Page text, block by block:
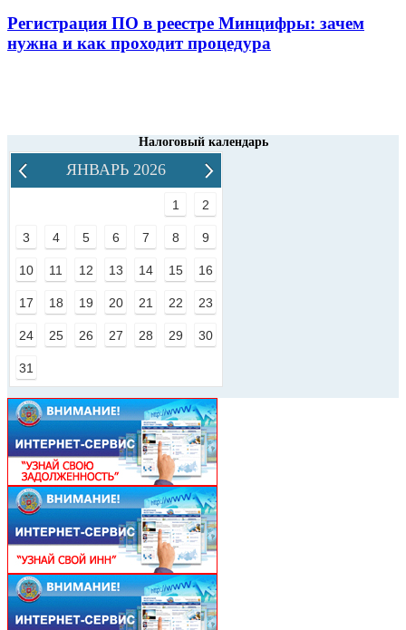
Регистрация ПО в реестре Минцифры: зачем
нужна и как проходит процедура
Налоговый календарь
ЯНВАРЬ 2026
1 2
3 4 5 6 7 8 9
10 11 12 13 14 15 16
17 18 19 20 21 22 23
24 25 26 27 28 29 30
31